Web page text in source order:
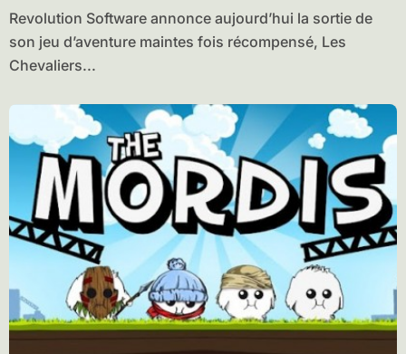
Revolution Software annonce aujourd’hui la sortie de
son jeu d’aventure maintes fois récompensé, Les
Chevaliers...